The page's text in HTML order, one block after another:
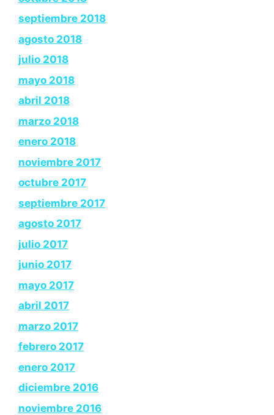
septiembre 2018
agosto 2018
julio 2018
mayo 2018
abril 2018
marzo 2018
enero 2018
noviembre 2017
octubre 2017
septiembre 2017
agosto 2017
julio 2017
junio 2017
mayo 2017
abril 2017
marzo 2017
febrero 2017
enero 2017
diciembre 2016
noviembre 2016